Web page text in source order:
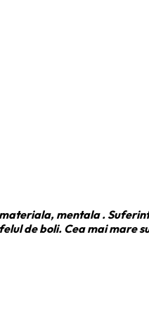
mentala .
de boli. Cea mai mare